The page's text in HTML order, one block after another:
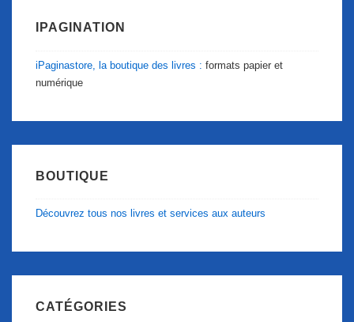
IPAGINATION
iPaginastore, la boutique des livres : formats papier et
numérique
BOUTIQUE
Découvrez tous nos livres et services aux auteurs
CATÉGORIES